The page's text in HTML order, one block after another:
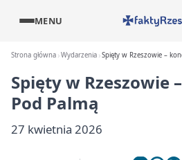
MENU
Strona główna Wydarzenia Spięty w Rzeszowie –
Spięty w Rzeszowie
Pod Palmą
27 kwietnia 2026